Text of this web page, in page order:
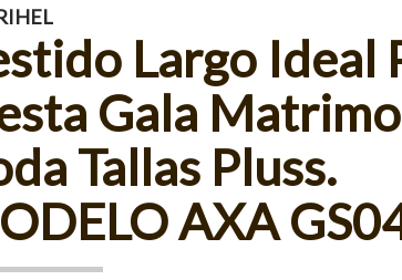
Largo Ideal
Gala
Tallas Pluss.
AXA